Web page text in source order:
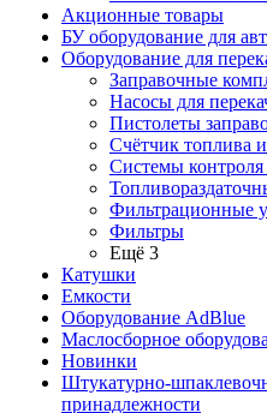
Акционные товары
БУ оборудование для
Оборудование для
Заправочные
Насосы для
Пистолеты
Счётчик топлива
Системы контроля
Фильтрационные
Фильтры
Ещё 3
Катушки
Емкости
Оборудование AdBlue
Маслосборное
Новинки
Штукатурно-
принадлежности